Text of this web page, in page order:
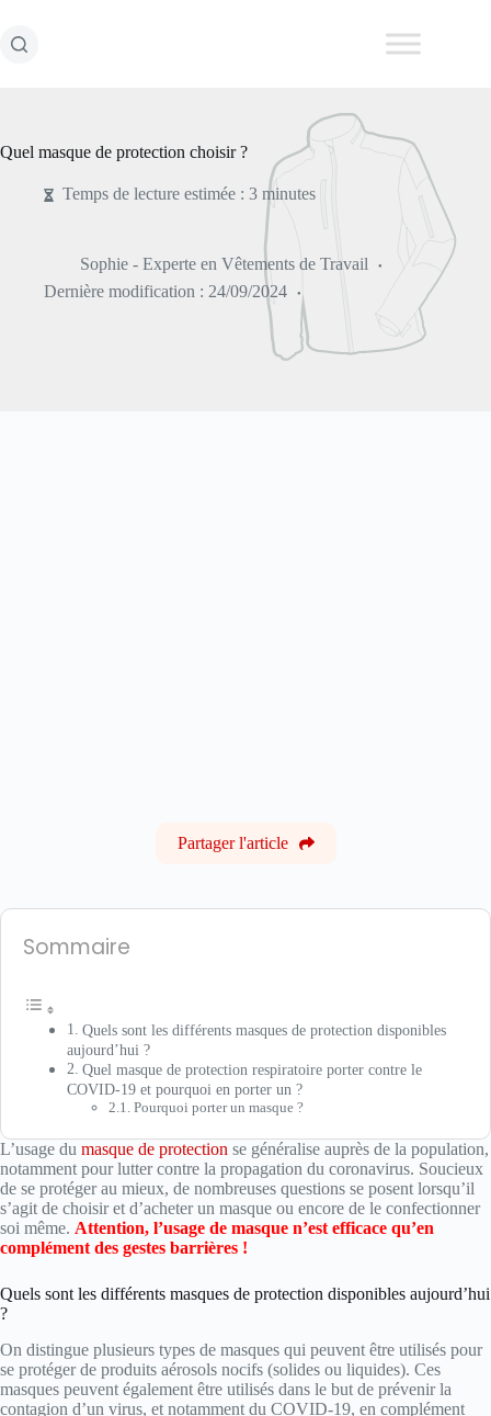
contenu
Quel masque de protection choisir ?
Temps de lecture estimée : 3 minutes
Sophie - Experte en Vêtements de Travail
Dernière modification : 24/09/2024
Partager l'article
Sommaire
Quels sont les différents masques de protection disponibles
aujourd’hui ?
Quel masque de protection respiratoire porter contre le
COVID-19 et pourquoi en porter un ?
Pourquoi porter un masque ?
L’usage du masque de protection se généralise auprès de la population,
notamment pour lutter contre la propagation du coronavirus. Soucieux
de se protéger au mieux, de nombreuses questions se posent lorsqu’il
s’agit de choisir et d’acheter un masque ou encore de le confectionner
soi même. Attention, l’usage de masque n’est efficace qu’en
complément des gestes barrières !
Quels sont les différents masques de protection disponibles aujourd’hui
?
On distingue plusieurs types de masques qui peuvent être utilisés pour
se protéger de produits aérosols nocifs (solides ou liquides). Ces
masques peuvent également être utilisés dans le but de prévenir la
contagion d’un virus, et notamment du COVID-19, en complément